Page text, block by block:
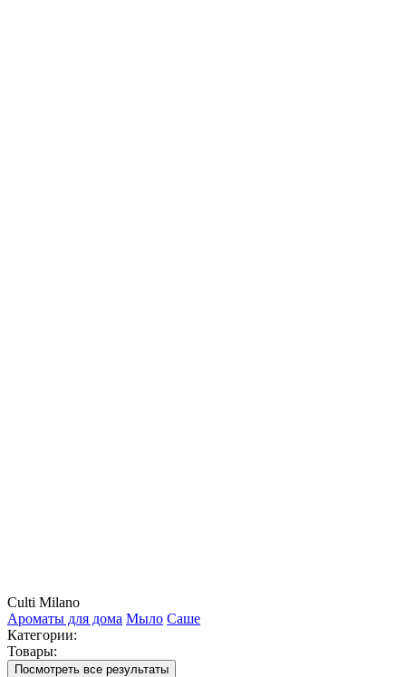
Culti Milano
Ароматы для дома Мыло Саше
Категории:
Товары:
Посмотреть все результаты